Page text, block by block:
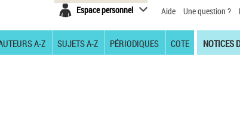
Espace personnel Aide Une question ?
A-Z SUJETS A-Z PÉRIODIQUES COTE NOTICES